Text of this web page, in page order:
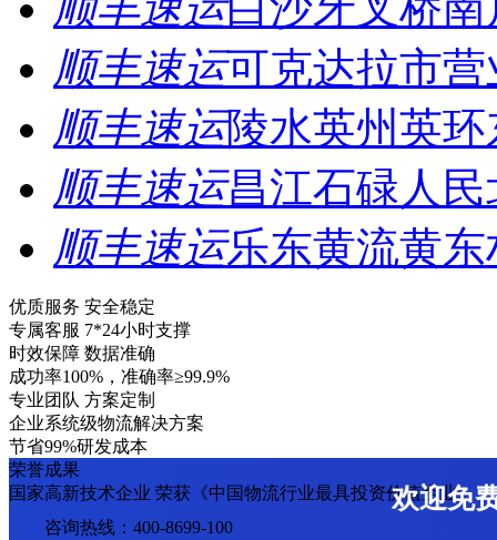
顺丰速运可克达拉市营
顺丰速运陵水英州英
顺丰速运昌江石碌人
顺丰速运乐东黄流黄
优质服务 安全稳定
专属客服 7*24小时支撑
时效保障 数据准确
成功率100%，准确率≥99.9%
专业团队 方案定制
企业系统级物流解决方案
节省99%研发成本
荣誉成果
国家高新技术企业 荣获《中国物流行业最具投资价值企业》
欢迎免
咨询热线：400-8699-100